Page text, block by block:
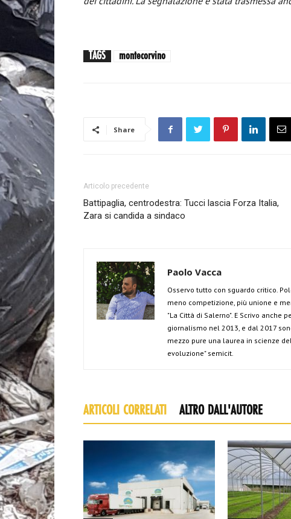
TAGS montecorvino
Share
Articolo precedente
Battipaglia, centrodestra: Tucci lascia Forza Italia,
Zara si candida a sindaco
Paolo Vacca
Osservo tutto con sguardo critico.
meno competizione, più unione e
"La Città di Salerno". E Scrivo anche
giornalismo nel 2013, e dal 2017
mezzo pure una laurea in scienze
evoluzione" semicit.
ARTICOLI CORRELATI ALTRO DALL'AUTORE